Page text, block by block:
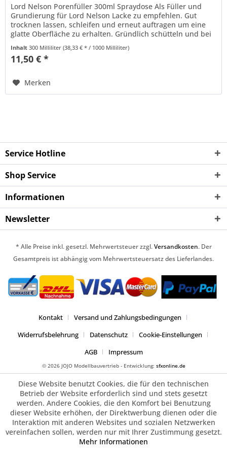
Lord Nelson Porenfüller 300ml Spraydose Als Füller und
Grundierung für Lord Nelson Lacke zu empfehlen. Gut
trocknen lassen, schleifen und erneut auftragen um eine
glatte Oberfläche zu erhalten. Gründlich schütteln und bei
Inhalt300 Milliliter(38,33 € * / 1000 Milliliter)
11,50 € *
Merken
Service Hotline
Shop Service
Informationen
Newsletter
* Alle Preise inkl. gesetzl. Mehrwertsteuer zzgl.Versandkosten. Der
Gesamtpreis ist abhängig vom Mehrwertsteuersatz des Lieferlandes.
Kontakt
Versand und Zahlungsbedingungen
Widerrufsbelehrung
Datenschutz
Cookie-Einstellungen
AGB
Impressum
© 2026 JOJO Modellbauvertrieb - Entwicklung: sfxonline.de
Diese Website benutzt Cookies, die für den technischen
Betrieb der Website erforderlich sind und stets gesetzt
werden. Andere Cookies, die den Komfort bei Benutzung
dieser Website erhöhen, der Direktwerbung dienen oder die
Interaktion mit anderen Websites und sozialen Netzwerken
vereinfachen sollen, werden nur mit Ihrer Zustimmung gesetzt.
Mehr Informationen